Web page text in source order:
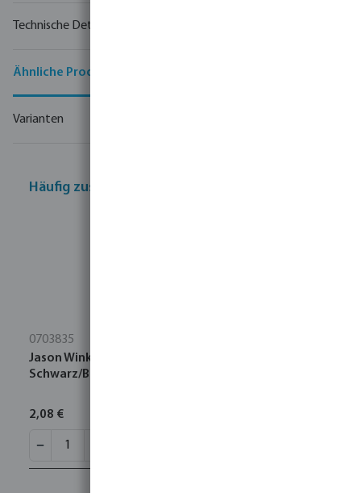
Technische Details
Ähnliche Produkte
Varianten
Häufig zusammen gekauft
0703835
Jason Winkel 90° PP 32 mm Klemm 10bar
Schwarz/Blau
2,08 €